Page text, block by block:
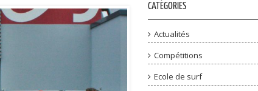
CATÉGORIES
Actualités
Compétitions
Ecole de surf